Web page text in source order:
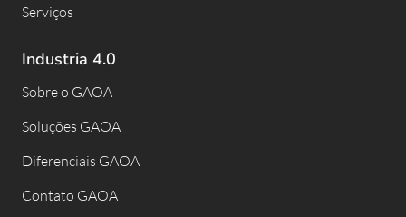
Serviços
Industria 4.0
Sobre o GAOA
Soluções GAOA
Diferenciais GAOA
Contato GAOA